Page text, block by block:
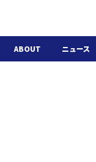
ABOUT ニュース